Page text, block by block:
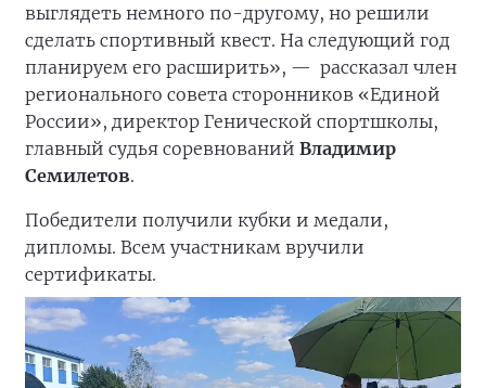
выглядеть немного по-другому, но решили
сделать спортивный квест. На следующий год
планируем его расширить», — рассказал член
регионального совета сторонников «Единой
России», директор Генической спортшколы,
главный судья соревнований Владимир
Семилетов.
Победители получили кубки и медали,
дипломы. Всем участникам вручили
сертификаты.